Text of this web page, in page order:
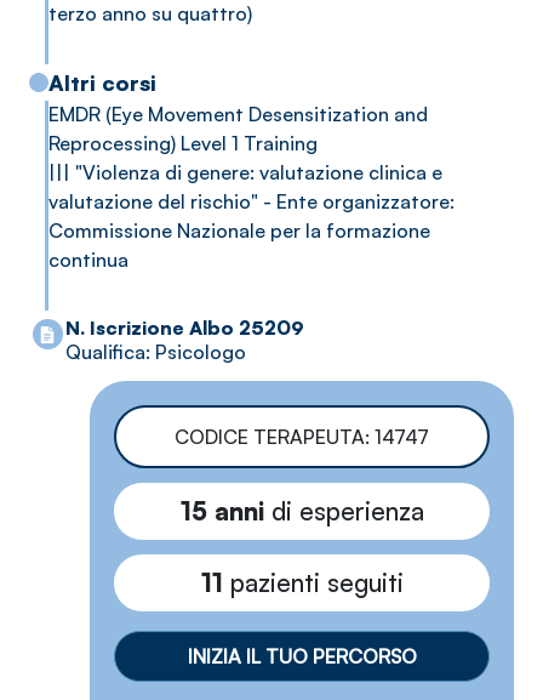
terzo anno su quattro)
Altri corsi
EMDR (Eye Movement Desensitization and
Reprocessing) Level 1 Training
||| "Violenza di genere: valutazione clinica e
valutazione del rischio" - Ente organizzatore:
Commissione Nazionale per la formazione
continua
N. Iscrizione Albo 25209
Qualifica: Psicologo
CODICE TERAPEUTA: 14747
15 annidi esperienza
11 pazienti seguiti
INIZIA IL TUO PERCORSO